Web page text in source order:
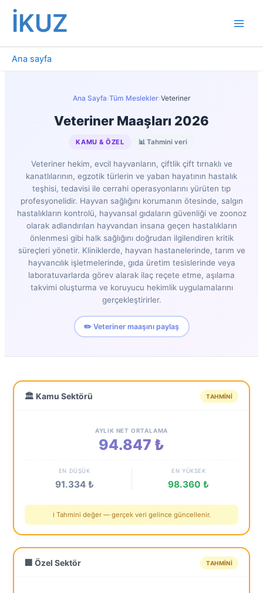
İçeriğe
İKUZ
Ana sayfa
Ana Sayfa›Tüm Meslekler›Veteriner
Veteriner Maaşları 2026
KAMU & ÖZEL 📊 Tahmini veri
Veteriner hekim, evcil hayvanların, çiftlik çift tırnaklı ve
kanatlılarının, egzotik türlerin ve yaban hayatının hastalık
teşhisi, tedavisi ile cerrahi operasyonlarını yürüten tıp
profesyonelidir. Hayvan sağlığını korumanın ötesinde, salgın
hastalıkların kontrolü, hayvansal gıdaların güvenliği ve zoonoz
olarak adlandırılan hayvandan insana geçen hastalıkların
önlenmesi gibi halk sağlığını doğrudan ilgilendiren kritik
süreçleri yönetir. Kliniklerde, hayvan hastanelerinde, tarım ve
hayvancılık işletmelerinde, gıda üretim tesislerinde veya
laboratuvarlarda görev alarak ilaç reçete etme, aşılama
takvimi oluşturma ve koruyucu hekimlik uygulamalarını
gerçekleştirirler.
✏️ Veteriner maaşını paylaş
🏛️ Kamu Sektörü TAHMINI
AYLIK NET ORTALAMA
94.847 ₺
EN DÜŞÜK
91.334 ₺
EN YÜKSEK
98.360 ₺
ℹ️ Tahmini değer — gerçek veri gelince güncellenir.
🏢 Özel Sektör TAHMINI